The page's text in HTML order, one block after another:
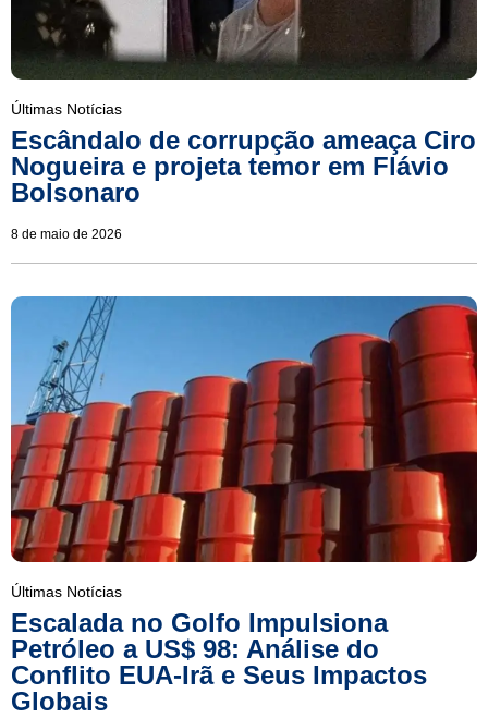
Últimas Notícias
Escândalo de corrupção ameaça Ciro
Nogueira e projeta temor em Flávio
Bolsonaro
8 de maio de 2026
Últimas Notícias
Escalada no Golfo Impulsiona
Petróleo a US$ 98: Análise do
Conflito EUA-Irã e Seus Impactos
Globais